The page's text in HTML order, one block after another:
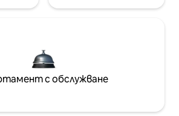
с обслужване